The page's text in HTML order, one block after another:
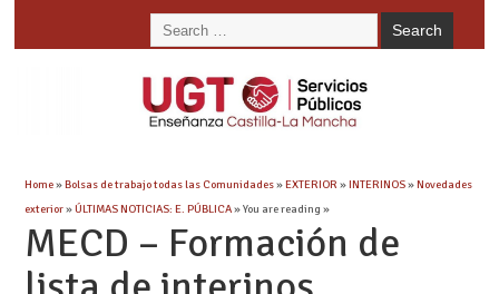
Home»Bolsas de trabajo todas las Comunidades»EXTERIOR »INTERINOS»Novedades
exterior»ÚLTIMAS NOTICIAS: E. PÚBLICA» You are reading »
MECD – Formación de